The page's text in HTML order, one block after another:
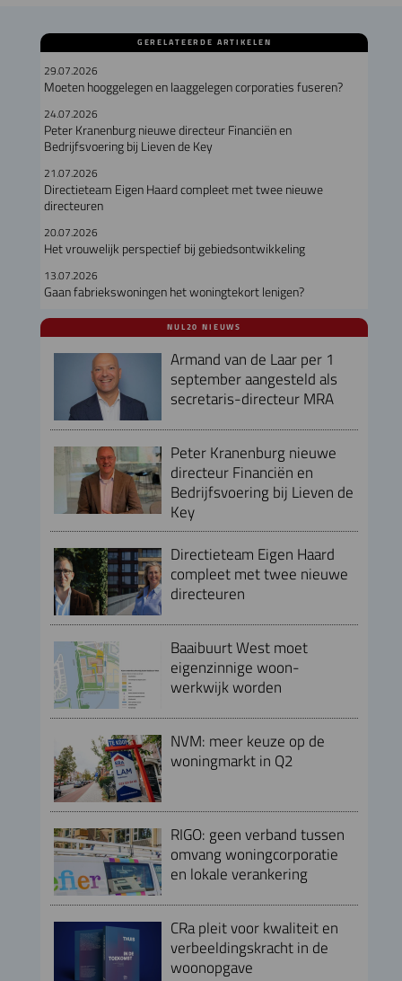
GERELATEERDE ARTIKELEN
29.07.2026
Moeten hooggelegen en laaggelegen corporaties fuseren?
24.07.2026
Peter Kranenburg nieuwe directeur Financiën en
Bedrijfsvoering bij Lieven de Key
21.07.2026
Directieteam Eigen Haard compleet met twee nieuwe
directeuren
20.07.2026
Het vrouwelijk perspectief bij gebiedsontwikkeling
13.07.2026
Gaan fabriekswoningen het woningtekort lenigen?
NUL20 NIEUWS
Armand van de Laar per 1
september aangesteld als
secretaris-directeur MRA
Peter Kranenburg nieuwe
directeur Financiën en
Bedrijfsvoering bij Lieven de
Key
Directieteam Eigen Haard
compleet met twee nieuwe
directeuren
Baaibuurt West moet
eigenzinnige woon-
werkwijk worden
NVM: meer keuze op de
woningmarkt in Q2
RIGO: geen verband tussen
omvang woningcorporatie
en lokale verankering
CRa pleit voor kwaliteit en
verbeeldingskracht in de
woonopgave